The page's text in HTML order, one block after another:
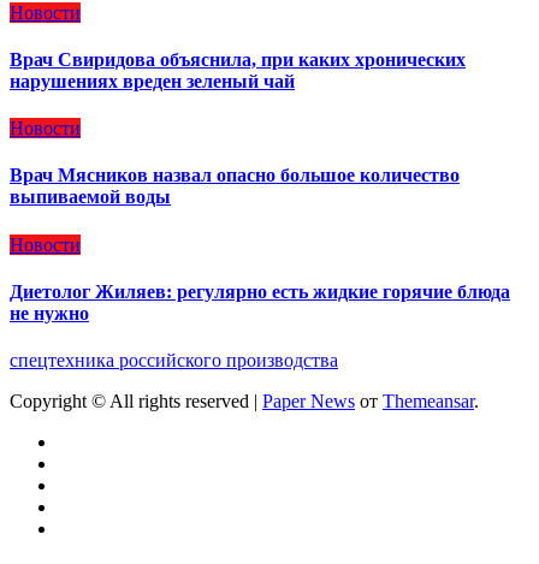
Новости
Врач Свиридова объяснила, при каких хронических
нарушениях вреден зеленый чай
Новости
Врач Мясников назвал опасно большое количество
выпиваемой воды
Новости
Диетолог Жиляев: регулярно есть жидкие горячие блюда
не нужно
спецтехника российского производства
Copyright © All rights reserved | Paper News от Themeansar.